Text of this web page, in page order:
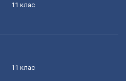
11 клас
11 клас